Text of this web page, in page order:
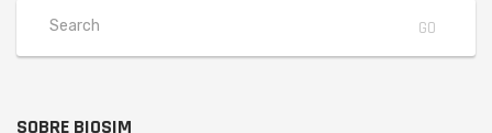
SOBRE BIOSIM